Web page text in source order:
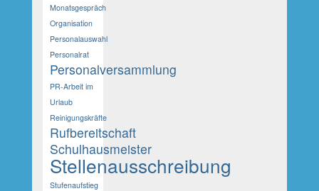
Monatsgespräch
Organisation
Personalauswahl
Personalrat
Personalversammlung
PR-Arbeit im
Urlaub
Reinigungskräfte
Rufbereitschaft
Schulhausmeister
Stellenausschreibung
Stufenaufstieg